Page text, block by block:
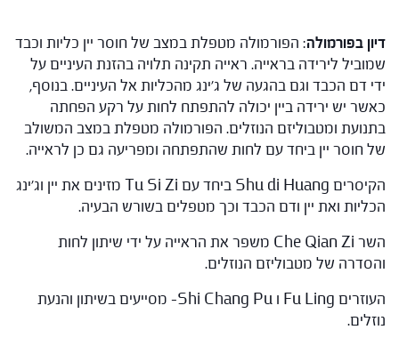
דיון בפורמולה: הפורמולה מטפלת במצב של חוסר יין כליות וכבד
שמוביל לירידה בראייה. ראייה תקינה תלויה בהזנת העיניים על
ידי דם הכבד וגם בהגעה של ג'ינג מהכליות אל העיניים. בנוסף,
כאשר יש ירידה ביין יכולה להתפתח לחות על רקע הפחתה
בתנועת ומטבוליזם הנוזלים. הפורמולה מטפלת במצב המשולב
של חוסר יין ביחד עם לחות שהתפתחה ומפריעה גם כן לראייה.
הקיסרים Shu di Huang ביחד עם Tu Si Zi מזינים את יין וג'ינג
הכליות ואת יין ודם הכבד וכך מטפלים בשורש הבעיה.
השר Che Qian Zi משפר את הראייה על ידי שיתון לחות
והסדרה של מטבוליזם הנוזלים.
העוזרים Fu Ling ו Shi Chang Pu- מסייעים בשיתון והנעת
נוזלים.